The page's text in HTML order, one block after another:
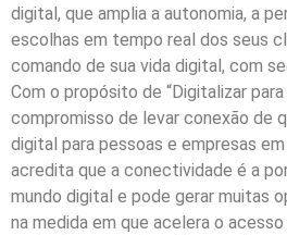
digital, que amplia a autonomia, a
escolhas em tempo real dos seus
comando de sua vida digital, com
Com o propósito de “Digitalizar
compromisso de levar conexão de
digital para pessoas e empresas
acredita que a conectividade é a
mundo digital e pode gerar muitas
na medida em que acelera o